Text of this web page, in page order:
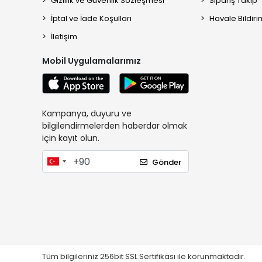
Lazermetre
Yüzey Pürüzlülük Ölçer
Hidrometre
Bome
Ultrasonik Kalınlık Ölçerler
Renk Ölçüm Cihazı
Işık Geçirgenlik Ölçer
Gaussmetre
İptal ve İade Koşulları
İletişim
Mobil Uygulamalarımız
Kampanya, duyuru ve
bilgilendirmelerden haberdar olmak
için kayıt olun.
Gönder
Havale
Tüm bilgileriniz 256bit SSL Sertifikası ile korunmaktadır.